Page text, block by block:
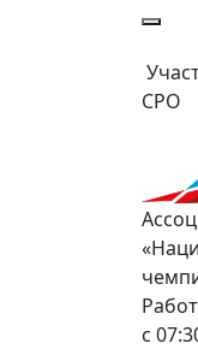
СРО
с